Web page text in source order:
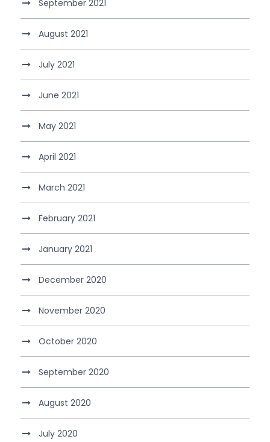
September 2021
August 2021
July 2021
June 2021
May 2021
April 2021
March 2021
February 2021
January 2021
December 2020
November 2020
October 2020
September 2020
August 2020
July 2020